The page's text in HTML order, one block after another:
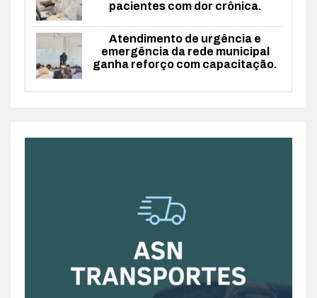
pacientes com dor crônica.
Atendimento de urgência e
emergência da rede municipal
ganha reforço com capacitação.